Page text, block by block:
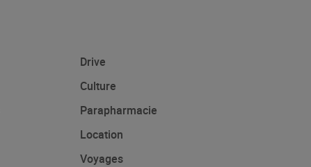
Drive
Culture
Parapharmacie
Location
Voyages